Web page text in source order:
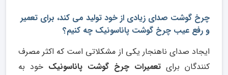
چرخ گوشت صدای زیادی از خود تولید می کند، برای تعمیر
و رفع عیب چرخ گوشت پاناسونیک چه کنیم؟
ایجاد صدای ناهنجار یکی از مشکلاتی است که اکثر مصرف
کنندگان برای تعمیرات چرخ گوشت پاناسونیک خود به